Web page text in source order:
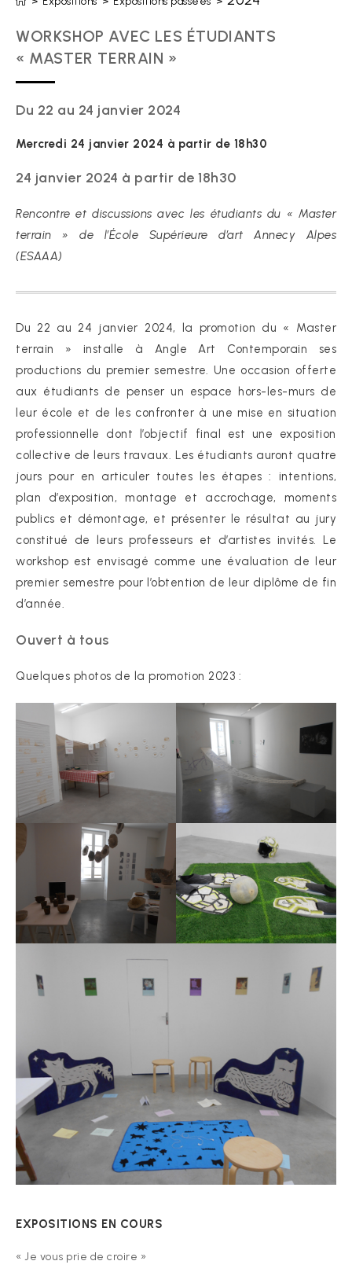
WORKSHOP AVEC LES ÉTUDIANTS
« MASTER TERRAIN »
Du 22 au 24 janvier 2024
Mercredi 24 janvier 2024 à partir de 18h30
24 janvier 2024 à partir de 18h30
Rencontre et discussions avec les étudiants du « Master
terrain » de l’École Supérieure d’art Annecy Alpes
(ESAAA)
Du 22 au 24 janvier 2024, la promotion du « Master
terrain » installe à Angle Art Contemporain ses
productions du premier semestre. Une occasion offerte
aux étudiants de penser un espace hors-les-murs de
leur école et de les confronter à une mise en situation
professionnelle dont l’objectif final est une exposition
collective de leurs travaux. Les étudiants auront quatre
jours pour en articuler toutes les étapes : intentions,
plan d’exposition, montage et accrochage, moments
publics et démontage, et présenter le résultat au jury
constitué de leurs professeurs et d’artistes invités. Le
workshop est envisagé comme une évaluation de leur
premier semestre pour l’obtention de leur diplôme de fin
d’année.
Ouvert à tous
Quelques photos de la promotion 2023 :
EXPOSITIONS EN COURS
« Je vous prie de croire »